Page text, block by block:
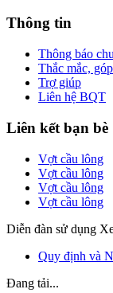
Thông tin
Thông báo
Thắc mắc,
Trợ giúp
Liên hệ BQT
Liên kết bạn bè
Vợt cầu lông
Vợt cầu lông
Vợt cầu lông
Vợt cầu lông
Diễn đàn sử dụng
Quy định và
Đang tải...